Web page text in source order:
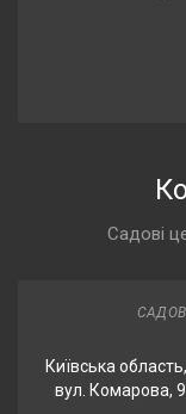
Садові
Київська
вул. Комарова,